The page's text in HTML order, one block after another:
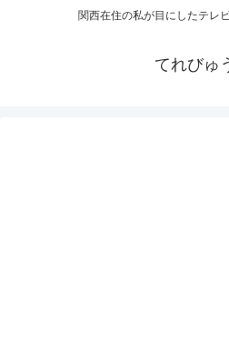
関西在住の私が目にしたテレ
てれびゅ